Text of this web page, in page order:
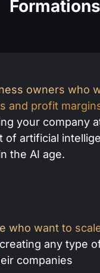
owners who
and profit
your company
of artificial
the AI age.
who want to
creating any type
companies